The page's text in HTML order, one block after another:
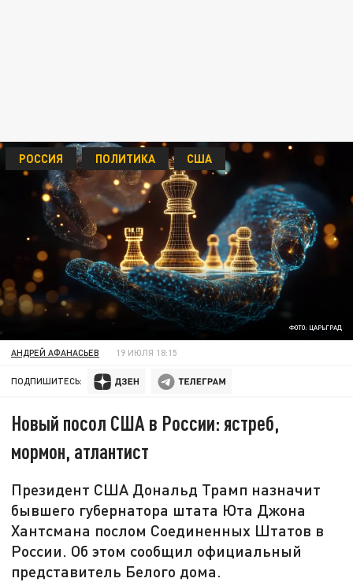
ФОТО: ЦАРЬГРАД
РОССИЯ ПОЛИТИКА США
АНДРЕЙ АФАНАСЬЕВ 19 ИЮЛЯ 18:15
ПОДПИШИТЕСЬ:
Новый посол США в России: ястреб,
мормон, атлантист
Президент США Дональд Трамп назначит
бывшего губернатора штата Юта Джона
Хантсмана послом Соединенных Штатов в
России. Об этом сообщил официальный
представитель Белого дома.